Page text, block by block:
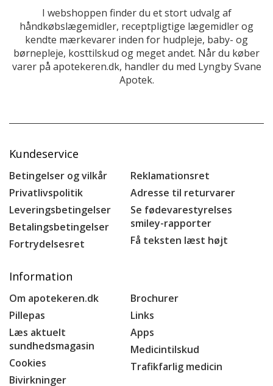
I webshoppen finder du et stort udvalg af
håndkøbslægemidler, receptpligtige lægemidler og
kendte mærkevarer inden for hudpleje, baby- og
børnepleje, kosttilskud og meget andet. Når du køber
varer på apotekeren.dk, handler du med Lyngby Svane
Apotek.
Kundeservice
Betingelser og vilkår
Privatlivspolitik
Leveringsbetingelser
Betalingsbetingelser
Fortrydelsesret
Reklamationsret
Adresse til returvarer
Se fødevarestyrelses
smiley-rapporter
Få teksten læst højt
Information
Om apotekeren.dk
Pillepas
Læs aktuelt
sundhedsmagasin
Cookies
Bivirkninger
Brochurer
Links
Apps
Medicintilskud
Trafikfarlig medicin